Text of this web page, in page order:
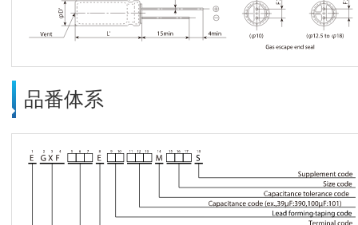
品番体系